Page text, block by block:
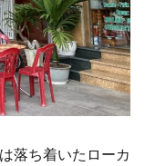
落ち着いたローカ